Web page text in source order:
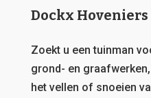
Dockx Hoveniers
Zoekt u een tuinman
grond- en
het vellen of snoeien